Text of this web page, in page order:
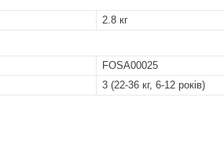
2.8 кг
FOSA00025
3 (22-36 кг, 6-12 років)